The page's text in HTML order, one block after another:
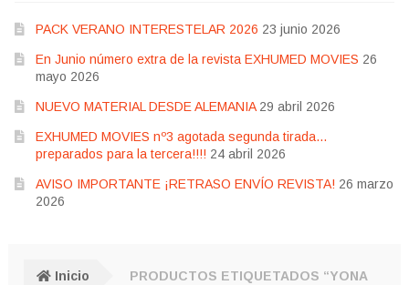
PACK VERANO INTERESTELAR 2026 23 junio 2026
En Junio número extra de la revista EXHUMED MOVIES 26
mayo 2026
NUEVO MATERIAL DESDE ALEMANIA 29 abril 2026
EXHUMED MOVIES nº3 agotada segunda tirada…
preparados para la tercera!!!! 24 abril 2026
AVISO IMPORTANTE ¡RETRASO ENVÍO REVISTA! 26 marzo
2026
Inicio
PRODUCTOS ETIQUETADOS “YONA